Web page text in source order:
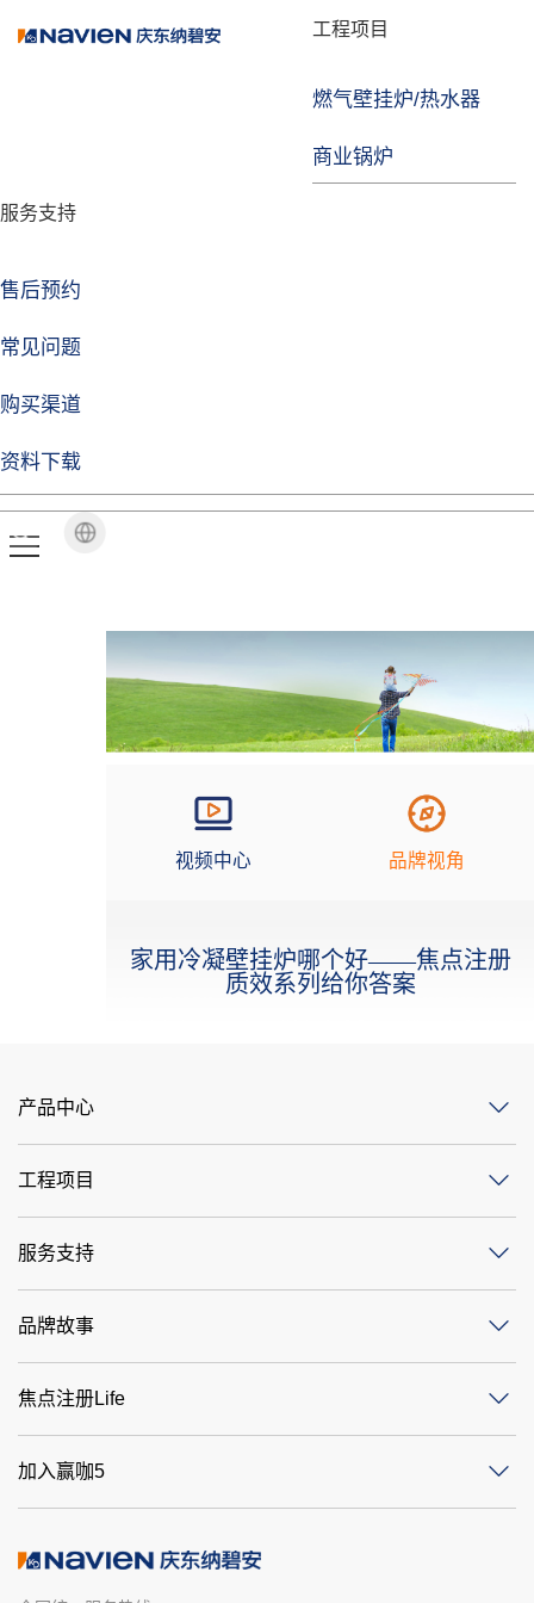
工程项目
燃气壁挂炉/热水器
商业锅炉
服务支持
售后预约
常见问题
购买渠道
资料下载
品牌故事
技术实力
企业动态
焦点注册Life
品牌视角
视频中心 品牌视角
家用冷凝壁挂炉哪个好——焦点注册
质效系列给你答案
产品中心
工程项目
服务支持
品牌故事
焦点注册Life
加入赢咖5